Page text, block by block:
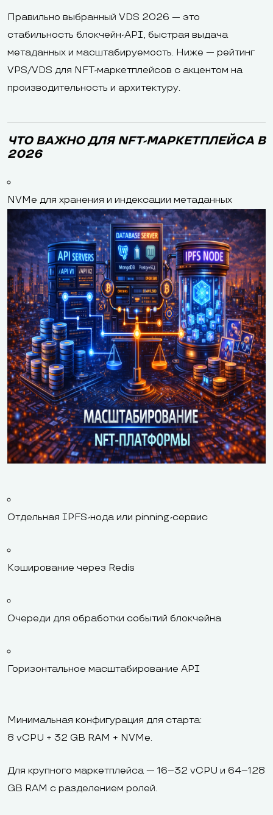
Правильно выбранный VDS 2026 — это
стабильность блокчейн-API, быстрая выдача
метаданных и масштабируемость. Ниже — рейтинг
VPS/VDS для NFT-маркетплейсов с акцентом на
производительность и архитектуру.
ЧТО ВАЖНО ДЛЯ NFT-МАРКЕТПЛЕЙСА В
2026
NVMe для хранения и индексации метаданных
Отдельная IPFS-нода или pinning-сервис
Кэширование через Redis
Очереди для обработки событий блокчейна
Горизонтальное масштабирование API
Минимальная конфигурация для старта:
8 vCPU + 32 GB RAM + NVMe.
Для крупного маркетплейса — 16–32 vCPU и 64–128
GB RAM с разделением ролей.